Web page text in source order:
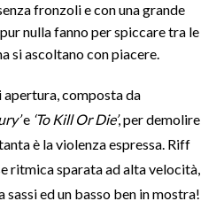
fronzoli e con una grande
nulla fanno per spiccare tra le
siascoltano con piacere.
composta da
e ‘To Kill Or Die’, per demolire
è la violenza espressa. Riff
ritmica sparata ad alta velocità,
ed un basso ben in mostra!